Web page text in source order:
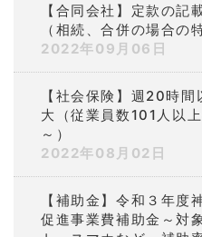
【合同会社】定款の記
（相続、合併の場合の
2022年09月06日
【社会保険】週20時
大（従業員数101人以
～）
2022年08月02日
【補助金】令和３年度
促進事業費補助金～対